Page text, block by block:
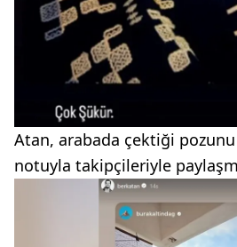
Atan, arabada çektiği pozunu
notuyla takipçileriyle